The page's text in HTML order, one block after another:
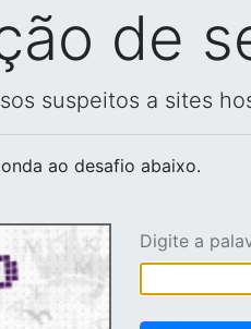
de
suspeitos a sites
ao desafio abaixo.
Digite a